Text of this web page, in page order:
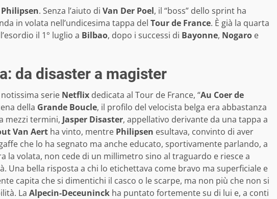
Philipsen. Senza l’aiuto di Van Der Poel, il “boss” dello sprint ha
in volata nell’undicesima tappa del Tour de France. È già la quarta
il 1° luglio a Bilbao, dopo i successi di Bayonne, Nogaro e
da disaster a magister
serie Netflix dedicata al Tour de France, “Au Coer de
della Grande Boucle, il profilo del velocista belga era abbastanza
mezzi termini, Jasper Disaster, appellativo derivante da una tappa a
Van Aert ha vinto, mentre Philipsen esultava, convinto di aver
che lo ha segnato ma anche educato, sportivamente parlando, a
la volata, non cede di un millimetro sino al traguardo e riesce a
Una bella risposta a chi lo etichettava come bravo ma superficiale e
capita che si dimentichi il casco o le scarpe, ma non più che non si
La Alpecin-Deceuninck ha puntato fortemente su di lui e, a conti